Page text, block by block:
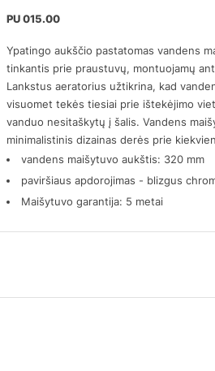
PU 015.00
Ypatingo aukščio pastatomas vandens
tinkantis prie praustuvų, montuojamų
Lankstus aeratorius užtikrina, kad
visuomet tekės tiesiai prie ištekėjimo
vanduo nesitaškytų į šalis. Vandens
minimalistinis dizainas derės prie
vandens maišytuvo aukštis: 320 mm
paviršiaus apdorojimas - blizgus
Maišytuvo garantija: 5 metai